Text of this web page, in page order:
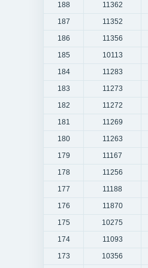
188
11362
187
11352
186
11356
185
10113
184
11283
183
11273
182
11272
181
11269
180
11263
179
11167
178
11256
177
11188
176
11870
175
10275
174
11093
173
10356